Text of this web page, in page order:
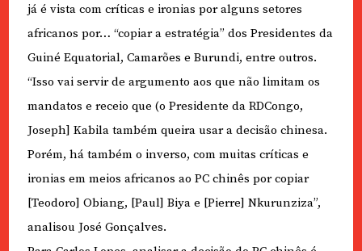
já é vista com críticas e ironias por alguns setores
africanos por… “copiar a estratégia” dos Presidentes da
Guiné Equatorial, Camarões e Burundi, entre outros.
“Isso vai servir de argumento aos que não limitam os
mandatos e receio que (o Presidente da RDCongo,
Joseph] Kabila também queira usar a decisão chinesa.
Porém, há também o inverso, com muitas críticas e
ironias em meios africanos ao PC chinês por copiar
[Teodoro] Obiang, [Paul] Biya e [Pierre] Nkurunziza”,
analisou José Gonçalves.